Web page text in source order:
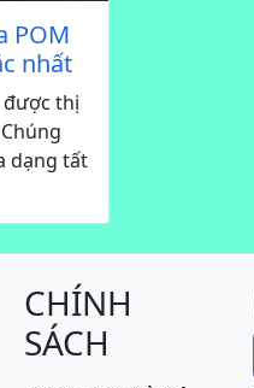
POM
nhất
được thị
dạng tất
CHÍNH
SÁCH